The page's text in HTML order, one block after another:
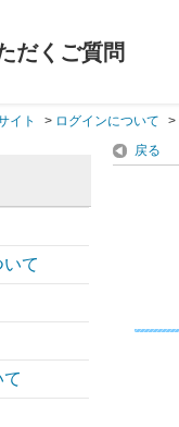
だくご質問
イト > ログインについて >
て
戻る